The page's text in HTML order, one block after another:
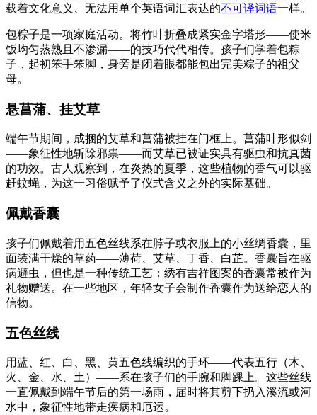
载着文化意义、无法用单个英语词汇表达的不可译词语一样。
包粽子是一项家庭活动。将竹叶折叠成紧实金字塔形——使米
饭均匀蒸熟且不渗漏——的技巧代代相传。孩子们学着包粽
子，起初笨手笨脚，身旁是闭着眼都能包出完美粽子的祖父
母。
悬菖蒲、挂艾草
端午节期间，成捆的艾草和菖蒲被挂在门框上。菖蒲叶形似剑
——象征性地斩除邪祟——而艾草已被证实具有驱虫和抗真菌
的功效。古人观察到，在炎热的夏季，这些植物的香气可以驱
赶蚊蝇，为这一习俗赋予了仪式含义之外的实际基础。
佩戴香囊
孩子们佩戴着用五色丝线系在脖子或衣服上的小丝绸香囊，里
面装满干燥的草药——薄荷、艾草、丁香、白芷。香囊旨在驱
病避虫，但也是一种传统工艺：绣有吉祥图案的香囊常被作为
礼物赠送。在一些地区，年轻女子会制作香囊作为送给恋人的
信物。
五色丝线
用蓝、红、白、黑、黄五色线编织的手环——代表五行（木、
火、金、水、土）——系在孩子们的手腕和脚踝上。这些丝线
一直佩戴到端午节后的第一场雨，届时将其剪下扔入溪流或河
水中，象征性地带走疾病和厄运。